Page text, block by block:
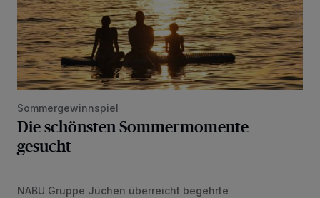
Sommergewinnspiel
Die schönsten Sommermomente
gesucht
Vorbildlicher Einsatz für den Artenschutz gewürdigt
NABU Gruppe Jüchen überreicht begehrte